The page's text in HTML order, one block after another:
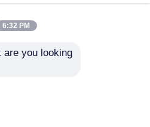
5km / H Cần cẩu
6:32 PM
are you looking